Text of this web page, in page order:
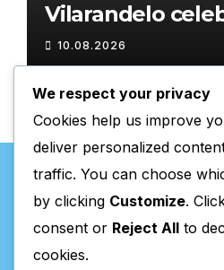
Vilarandelo
de tradição
10.08.2026
Valpaços
We respect your privacy
Cookies help us improve
deliver personalized
traffic. You can choose
by clicking Customize.
consent or Reject All to
cookies.